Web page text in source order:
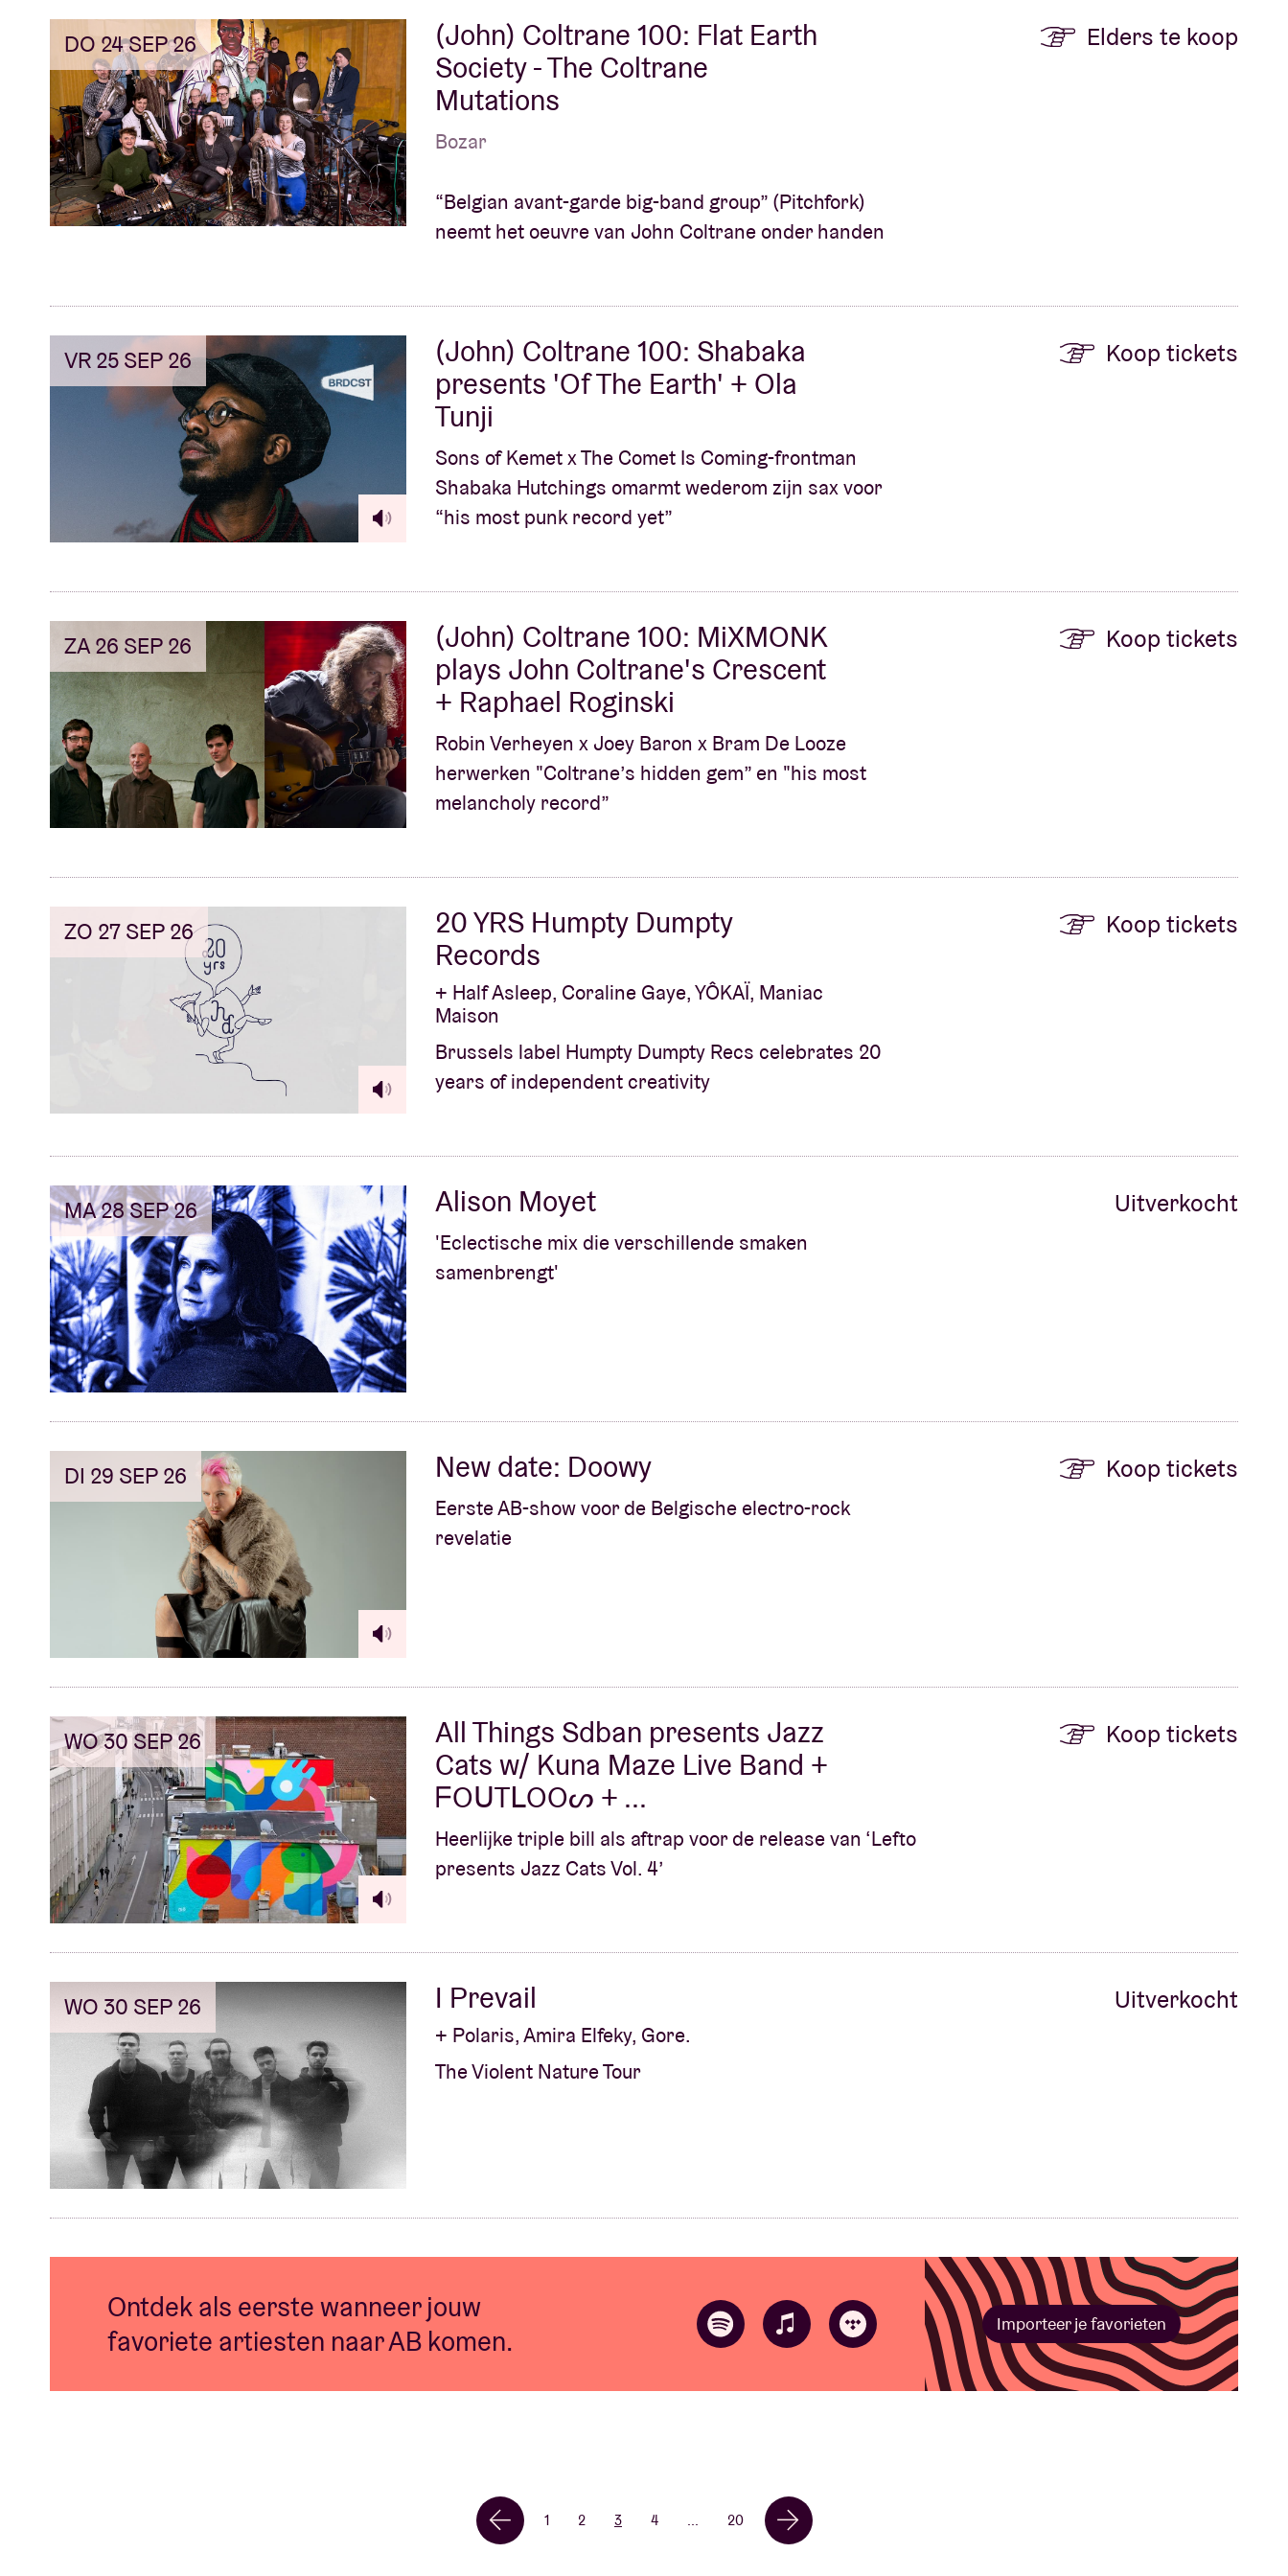
DO 24 SEP 26
(John) Coltrane 100: Flat Earth
Society - The Coltrane
Mutations
Bozar
“Belgian avant-garde big-band group” (Pitchfork)
neemt het oeuvre van John Coltrane onder handen
Elders te koop
VR 25 SEP 26
(John) Coltrane 100: Shabaka
presents 'Of The Earth' + Ola
Tunji
Sons of Kemet x The Comet Is Coming-frontman
Shabaka Hutchings omarmt wederom zijn sax voor
“his most punk record yet”
Koop tickets
ZA 26 SEP 26
(John) Coltrane 100: MiXMONK
plays John Coltrane's Crescent
+ Raphael Roginski
Robin Verheyen x Joey Baron x Bram De Looze
herwerken "Coltrane’s hidden gem” en "his most
melancholy record”
Koop tickets
ZO 27 SEP 26
20 YRS Humpty Dumpty
Records
+ Half Asleep, Coraline Gaye, YÔKAÏ, Maniac
Maison
Brussels label Humpty Dumpty Recs celebrates 20
years of independent creativity
Koop tickets
MA 28 SEP 26 Alison Moyet
'Eclectische mix die verschillende smaken
samenbrengt'
Uitverkocht
DI 29 SEP 26 New date: Doowy
Eerste AB-show voor de Belgische electro-rock
revelatie
Koop tickets
WO 30 SEP 26
All Things Sdban presents Jazz
Cats w/ Kuna Maze Live Band +
ᖴOᑌTᒪOOᔕ + ...
Heerlijke triple bill als aftrap voor de release van ‘Lefto
presents Jazz Cats Vol. 4’
Koop tickets
WO 30 SEP 26 I Prevail
+ Polaris, Amira Elfeky, Gore.
The Violent Nature Tour
Uitverkocht
Ontdek als eerste wanneer jouw
favoriete artiesten naar AB komen.
Importeer je favorieten
1 2 3 4 ... 20